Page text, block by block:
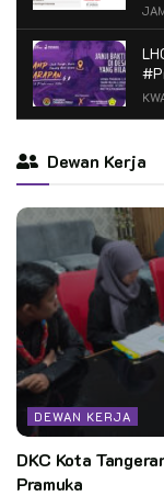
Dewan Kerja
DEWAN KERJA
DKC Kota
Pramuka